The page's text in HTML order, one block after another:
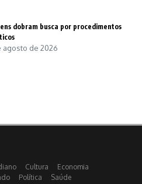
dobram busca por procedimentos
agosto de 2026
Cultura
Economia
Política Saúde